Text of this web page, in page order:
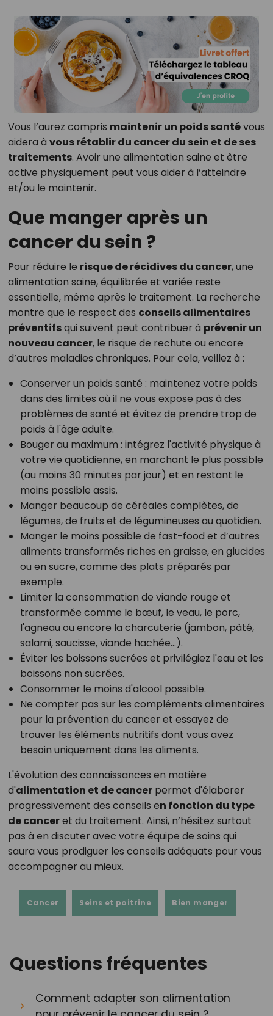
Vous l’aurez compris maintenir un poids santévous
aidera à vous rétablir du cancer du sein et de ses
traitements. Avoir une alimentation saine et être
active physiquement peut vous aider à l’atteindre
et/ou le maintenir.
Que manger après un
cancer du sein ?
Pour réduire le risque de récidives du cancer, une
alimentation saine, équilibrée et variée reste
essentielle, même après le traitement. La recherche
montre que le respect des conseils alimentaires
préventifsqui suivent peut contribuer à prévenir un
nouveau cancer, le risque de rechute ou encore
d’autres maladies chroniques. Pour cela, veillez à :
Conserver un poids santé : maintenez votre poids
dans des limites où il ne vous expose pas à des
problèmes de santé et évitez de prendre trop de
poids à l'âge adulte.
Bouger au maximum : intégrez l'activité physique à
votre vie quotidienne, en marchant le plus possible
(au moins 30 minutes par jour) et en restant le
moins possible assis.
Manger beaucoup de céréales complètes, de
légumes, de fruits et de légumineuses au quotidien.
Manger le moins possible de fast-food et d’autres
aliments transformés riches en graisse, en glucides
ou en sucre, comme des plats préparés par
exemple.
Limiter la consommation de viande rouge et
transformée comme le bœuf, le veau, le porc,
l'agneau ou encore la charcuterie (jambon, pâté,
salami, saucisse, viande hachée...).
Éviter les boissons sucrées et privilégiez l'eau et les
boissons non sucrées.
Consommer le moins d'alcool possible.
Ne compter pas sur les compléments alimentaires
pour la prévention du cancer et essayez de
trouver les éléments nutritifs dont vous avez
besoin uniquement dans les aliments.
L'évolution des connaissances en matière
d'alimentation et de cancerpermet d'élaborer
progressivement des conseils en fonction du type
de canceret du traitement. Ainsi, n’hésitez surtout
pas à en discuter avec votre équipe de soins qui
saura vous prodiguer les conseils adéquats pour vous
accompagner au mieux.
Cancer Seins et poitrine Bien manger
Questions fréquentes
Comment adapter son alimentation